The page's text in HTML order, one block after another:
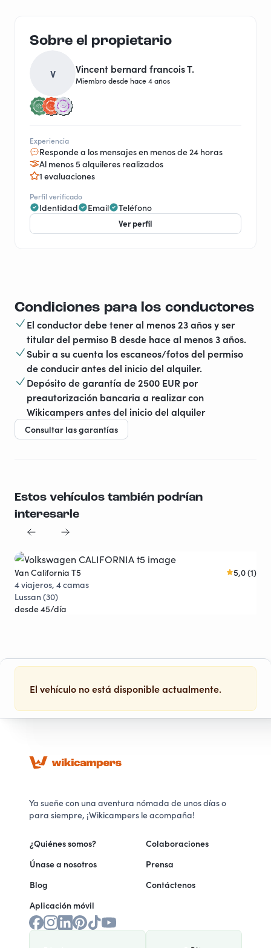
Sobre el propietario
V Vincent bernard francois T.
Miembro desde hace 4 años
Experiencia
Responde a los mensajes en menos de 24 horas
Al menos 5 alquileres realizados
1 evaluaciones
Perfil verificado
Identidad Email Teléfono
Ver perfil
Condiciones para los conductores
El conductor debe tener al menos 23 años y ser
titular del permiso B desde hace al menos 3 años.
Subir a su cuenta los escaneos/fotos del permiso
de conducir antes del inicio del alquiler.
Depósito de garantía de 2500 EUR por
preautorización bancaria a realizar con
Wikicampers antes del inicio del alquiler
Consultar las garantías
Estos vehículos también podrían
interesarle
Joya viajera
Van California T5
5,0 (1)
4 viajeros, 4 camas
Lussan (30)
desde 45/día
El vehículo no está disponible actualmente.
Ya sueñe con una aventura nómada de unos días o
para siempre, ¡Wikicampers le acompaña!
¿Quiénes somos?
Únase a nosotros
Blog
Aplicación móvil
Colaboraciones
Prensa
Contáctenos